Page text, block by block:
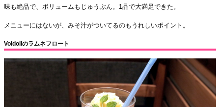
味も絶品で、ボリュームもじゅうぶん。1品で大満足できた。
メニューにはないが、みそ汁がついてるのもうれしいポイント。
Voidollのラムネフロート